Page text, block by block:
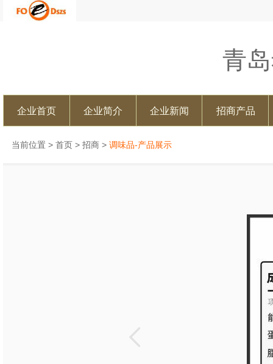
青
企业首页 企业简介 企业新闻 招商产品
当前位置 > 首页 > 招商 > 调味品-产品展示